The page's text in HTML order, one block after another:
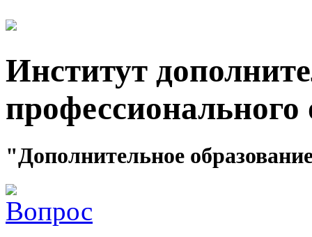
Институт
профессионального
"Дополнительное